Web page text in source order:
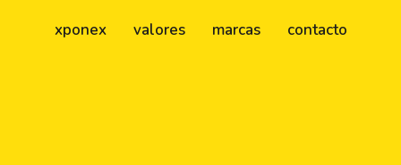
xponex valores marcas contacto